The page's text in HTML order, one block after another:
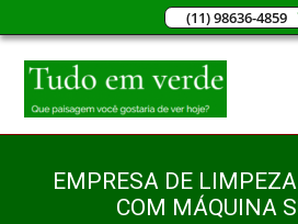
(11) 98636-4859
EMPRESA DE
COM MÁQUINA